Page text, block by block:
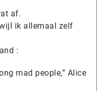
af.
ik allemaal zelf
:
mad people,” Alice